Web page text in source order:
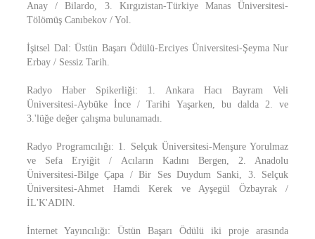
Anay / Bilardo, 3. Kırgızistan-Türkiye Manas Üniversitesi-
Tölömüş Canıbekov / Yol.
İşitsel Dal: Üstün Başarı Ödülü-Erciyes Üniversitesi-Şeyma Nur
Erbay / Sessiz Tarih.
Radyo Haber Spikerliği: 1. Ankara Hacı Bayram Veli
Üniversitesi-Aybüke İnce / Tarihi Yaşarken, bu dalda 2. ve
3.'lüğe değer çalışma bulunamadı.
Radyo Programcılığı: 1. Selçuk Üniversitesi-Menşure Yorulmaz
ve Sefa Eryiğit / Acıların Kadını Bergen, 2. Anadolu
Üniversitesi-Bilge Çapa / Bir Ses Duydum Sanki, 3. Selçuk
Üniversitesi-Ahmet Hamdi Kerek ve Ayşegül Özbayrak /
İL'K'ADIN.
İnternet Yayıncılığı: Üstün Başarı Ödülü iki proje arasında